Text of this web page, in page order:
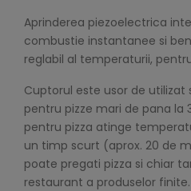
Aprinderea piezoelectrica
combustie instantanee si
reglabil al temperaturii,
Cuptorul este usor de
pentru pizze mari de pana la
pentru pizza atinge
un timp scurt (aprox. 20 de
poate pregati pizza si chiar
restaurant a produselor finite.